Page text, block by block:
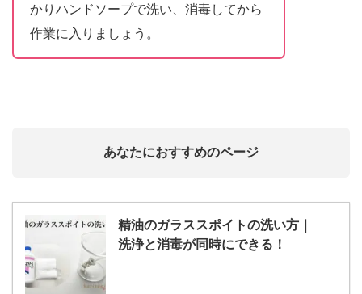
かりハンドソープで洗い、消毒してから
作業に入りましょう。
あなたにおすすめのページ
精油のガラススポイトの洗い方｜
洗浄と消毒が同時にできる！